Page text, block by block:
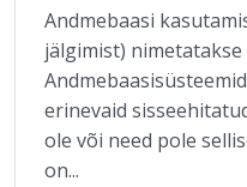
Andmebaasi
jälgimist)
erinevaid
ole või need pole
on...